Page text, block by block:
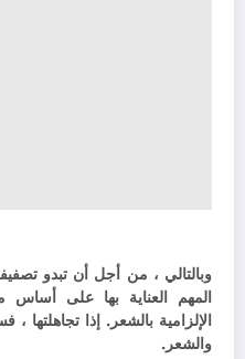
وبالتالي ، من أجل أن تبدو
المهم العناية بها على
الإلزامية بالشعر. إذا
والشعر.